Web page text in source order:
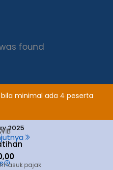
found
minimal ada 4 peserta
2025
pajak